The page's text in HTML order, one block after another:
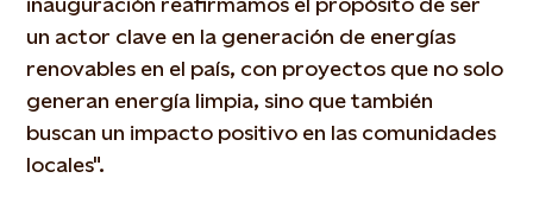
un actor clave en la generación de energías
renovables en el país, con proyectos que no solo
generan energía limpia, sino que también
buscan un impacto positivo en las comunidades
locales".